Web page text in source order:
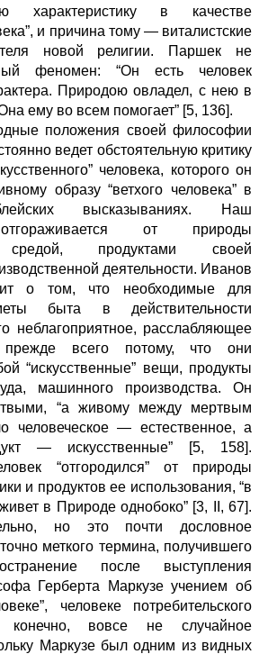
характеристику в качестве
и причина тому — виталистские
новой религии. Паршек не
феномен: “Он есть человек
Природою овладел, с нею в
ему во всем помогает” [5, 136].
положения своей философии
ведет обстоятельную критику
человека, которого он
образу “ветхого человека” в
высказываниях. Наш
от природы
средой, продуктами своей
деятельности. Иванов
о том, что необходимые для
быта в действительности
неблагоприятное, расслабляющее
прежде всего потому, что они
“искусственные” вещи, продукты
машинного производства. Он
“а живому между мертвым
человеческое — естественное, а
— искусственные” [5, 158].
“отгородился” от природы
и продуктов ее использования, “в
в Природе однобоко” [3, II, 67].
но это почти дословное
меткого термина, получившего
после выступления
Герберта Маркузе учением об
человеке потребительского
конечно, вовсе не случайное
Маркузе был одним из видных